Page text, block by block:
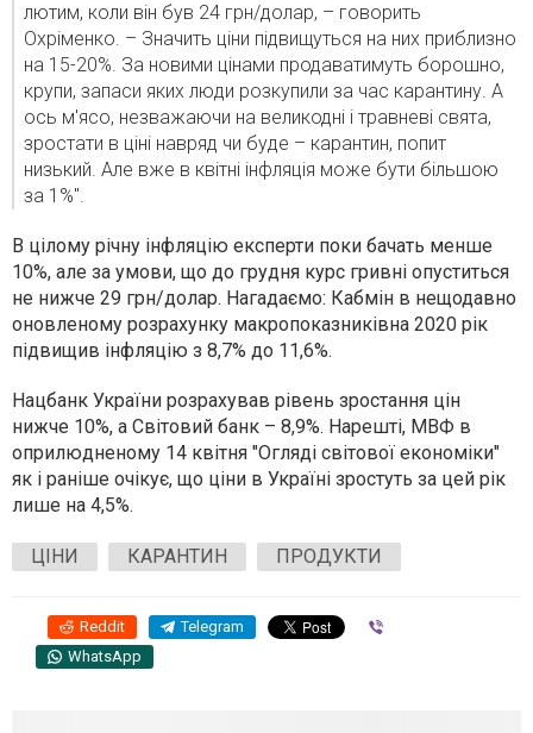
лютим, коли він був 24 грн/долар, – говорить
Охріменко. – Значить ціни підвищуться на них приблизно
на 15-20%. За новими цінами продаватимуть борошно,
крупи, запаси яких люди розкупили за час карантину. А
ось м'ясо, незважаючи на великодні і травневі свята,
зростати в ціні навряд чи буде – карантин, попит
низький. Але вже в квітні інфляція може бути більшою
за 1%".
В цілому річну інфляцію експерти поки бачать менше
10%, але за умови, що до грудня курс гривні опуститься
не нижче 29 грн/долар. Нагадаємо: Кабмін в нещодавно
оновленому розрахунку макропоказниківна 2020 рік
підвищив інфляцію з 8,7% до 11,6%.
Нацбанк України розрахував рівень зростання цін
нижче 10%, а Світовий банк – 8,9%. Нарешті, МВФ в
оприлюдненому 14 квітня "Огляді світової економіки"
як і раніше очікує, що ціни в Україні зростуть за цей рік
лише на 4,5%.
ЦІНИ КАРАНТИН ПРОДУКТИ
Reddit Telegram
WhatsApp